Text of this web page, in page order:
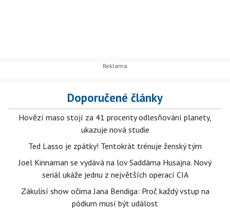
Doporučené články
Hovězí maso stojí za 41 procenty odlesňování planety,
ukazuje nová studie
Ted Lasso je zpátky! Tentokrát trénuje ženský tým
Joel Kinnaman se vydává na lov Saddáma Husajna. Nový
seriál ukáže jednu z největších operací CIA
Zákulisí show očima Jana Bendiga: Proč každý vstup na
pódium musí být událost